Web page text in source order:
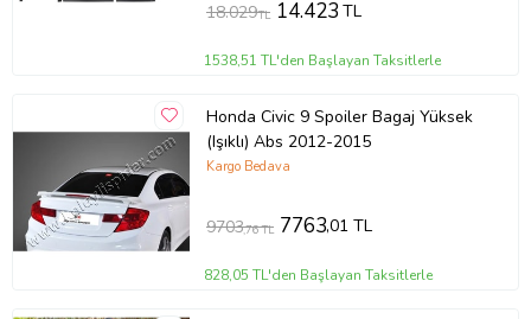
18.029TL 14.423TL
1538,51 TL'den Başlayan Taksitlerle
Honda Civic 9 Spoiler Bagaj Yüksek
(Işıklı) Abs 2012-2015
Kargo Bedava
9703,76 TL 7763,01 TL
828,05 TL'den Başlayan Taksitlerle